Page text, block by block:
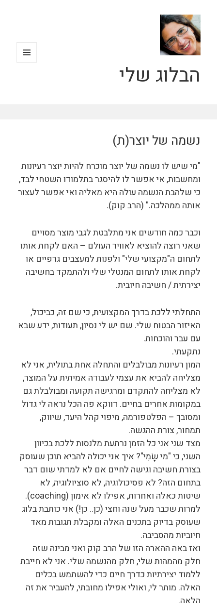
הבלוג שלי
נשמה של יוצר(ת)
"מי שיש לו נשמה של יוצר מוכרח להיות יוצר רעיונות
ומחשבות, אי אפשר לו להיסגר בתלמודו השטחי לבד,
כי שלהבת הנשמה עולה היא מאליה ואי אפשר לעצור
אותה ממהלכה." (הרב קוק).
וכבר כמה חודשים אני מתלבטת לגבי מוצר מסויים
שאני רוצה להוציא לאוויר העולם – האם לקחת אותו
לתחום ה"מקצועי שלי" ולפנות למעצבים גרפיים או
לקחת אותו לתחום המנטלי שלי ולהתמקד בחשיבה
יצירתית / חשיבה חיובית.
התחלתי ללכת בדרך המקצועית, כי שם זה, כביכול,
האיזור הבטוח שלי. שם יש לי נסיון, תעודות, ידע שבא
עם עבר והוכחות.
נתקעתי.
המון רעיונות מבולבלים והתחלה אחת בתולית, אני לא
מצליחה להביא את עצמי לעבודה אמיתית על המוצר,
לא מצליחה להתקדם ומרגישה תקועה ומבולבלת גם
במקומות אחרים בחיים. דווקא פה הכל נראה לי גדול
ומסובך – הפלטפורמה, מיפוי קהל היעד, שיווק,
תמחור, צורת ההגשה.
מצד שני אני כל הזמן נרתעת מלנסות ללכת בכיוון
השני, כי "מי שָׂמִי"? איך אני יכולה להביא תוכן שעוסק
בצורת חשיבה וגישה לחיים אם לא למדתי שום דבר
בתחום הזה? לא פסיכולוגיה, לא סוציולוגיה, לא
שיטות כאלה ואחרות, אפילו לא אימון (coaching).
למרות שכבר מעל שנה וחצי (כן.. כן!) אני כותבת בלוג
שעוסק בדיוק בתכנים האלה ומקבלת תגובות מאד
חיוביות מהסביבה.
ואז באה ההארה הזו של הרב קוק ואני מבינה שזה
חלק מהמהות שלי, חלק מהנשמה שלי. אני לא חייבת
ללמוד יצירתיות כדרך חיים כדי להשתמש בכלים
האלה. מותר לי, ואולי אפילו מחובתי, להעביר את זה